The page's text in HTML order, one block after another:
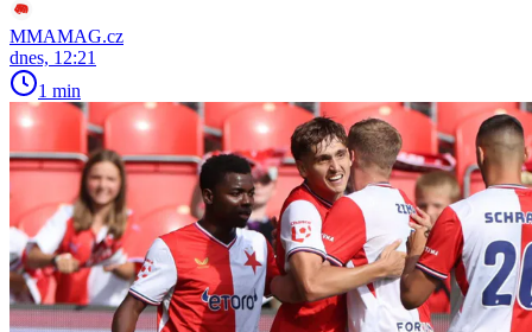
MMAMAG.cz
dnes, 12:21
1 min